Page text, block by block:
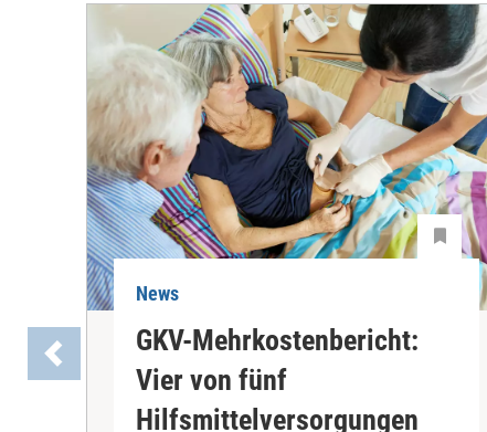
News
GKV-Mehrkostenbericht:
Vier von fünf
Hilfsmittelversorgungen